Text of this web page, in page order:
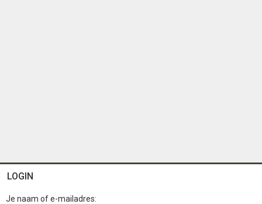
LOGIN
Je naam of e-mailadres